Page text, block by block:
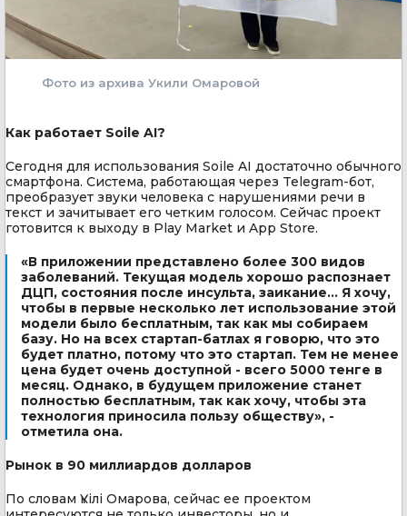
Фото из архива Укили Омаровой
Как работает Soile AI?
Сегодня для использования Soile AI достаточно обычного
смартфона. Система, работающая через Telegram-бот,
преобразует звуки человека с нарушениями речи в
текст и зачитывает его четким голосом. Сейчас проект
готовится к выходу в Play Market и App Store.
«В приложении представлено более 300 видов
заболеваний. Текущая модель хорошо распознает
ДЦП, состояния после инсульта, заикание... Я хочу,
чтобы в первые несколько лет использование этой
модели было бесплатным, так как мы собираем
базу. Но на всех стартап-батлах я говорю, что это
будет платно, потому что это стартап. Тем не менее
цена будет очень доступной - всего 5000 тенге в
месяц. Однако, в будущем приложение станет
полностью бесплатным, так как хочу, чтобы эта
технология приносила пользу обществу», -
отметила она.
Рынок в 90 миллиардов долларов
По словам Үкілі Омарова, сейчас ее проектом